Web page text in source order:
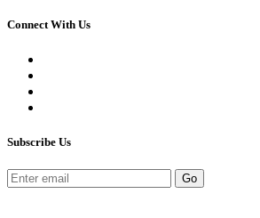
Connect With Us
Subscribe Us
Go